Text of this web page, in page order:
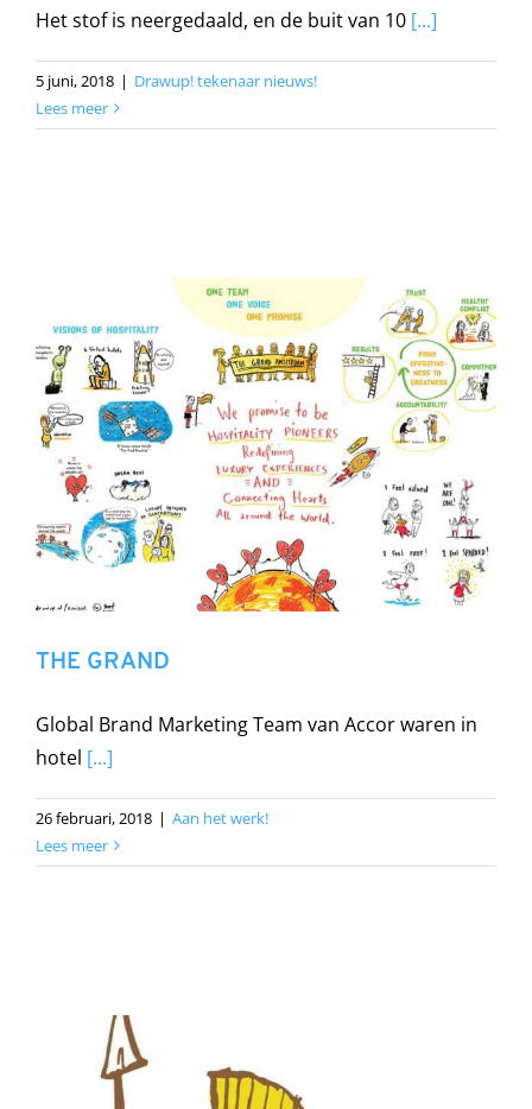
Het stof is neergedaald, en de buit van 10 [...]
5 juni, 2018 | Drawup! tekenaar nieuws!
Lees meer
THE GRAND
Global Brand Marketing Team van Accor waren in
hotel [...]
26 februari, 2018 | Aan het werk!
Lees meer